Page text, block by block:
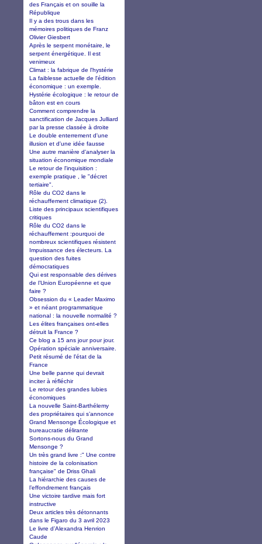
des Français et on souille la
République
Il y a des trous dans les
mémoires politiques de Franz
Olivier Giesbert
Après le serpent monétaire, le
serpent énergétique. Il est
venimeux
Climat : la fabrique de l'hystérie
La faiblesse actuelle de l'édition
économique : un exemple.
Hystérie écologique : le retour de
bâton est en cours
Comment comprendre la
sanctification de Jacques Julliard
par la presse classée à droite
Le double enterrement d'une
illusion et d'une idée fausse
Une autre manière d'analyser la
situation économique mondiale
Le retour de l'inquisition :
exemple pratique , le "décret
tertiaire".
Rôle du CO2 dans le
réchauffement climatique (2).
Liste des principaux scientifiques
critiques
Rôle du CO2 dans le
réchauffement :pourquoi de
nombreux scientifiques résistent
Impuissance des électeurs. La
question des fuites
démocratiques
Qui est responsable des dérives
de l’Union Européenne et que
faire ?
Obsession du « Leader Maximo
» et néant programmatique
national : la nouvelle normalité ?
Les élites françaises ont-elles
détruit la France ?
Ce blog a 15 ans jour pour jour.
Opération spéciale anniversaire.
Petit résumé de l'état de la
France
Une belle panne qui devrait
inciter à réfléchir
Le retour des grandes lubies
économiques
La nouvelle Saint-Barthélemy
des propriétaires qui s’annonce
Grand Mensonge Écologique et
bureaucratie délirante
Sortons-nous du Grand
Mensonge ?
Un très grand livre :" Une contre
histoire de la colonisation
française" de Driss Ghali
La hiérarchie des causes de
l’effondrement français
Une victoire tardive mais fort
instructive
Deux articles très détonnants
dans le Figaro du 3 avril 2023
Le livre d’Alexandra Henrion
Caude